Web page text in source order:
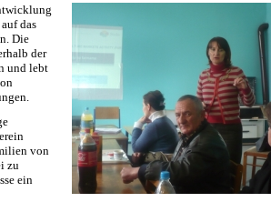
das
Die
der
und lebt
von
zu
ein